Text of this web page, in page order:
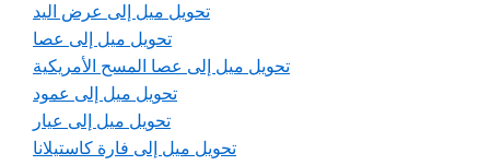
تحويل ميل إلى عرض اليد
تحويل ميل إلى عصا
تحويل ميل إلى عصا المسح الأمريكية
تحويل ميل إلى عمود
تحويل ميل إلى عيار
تحويل ميل إلى فارة كاستيلانا